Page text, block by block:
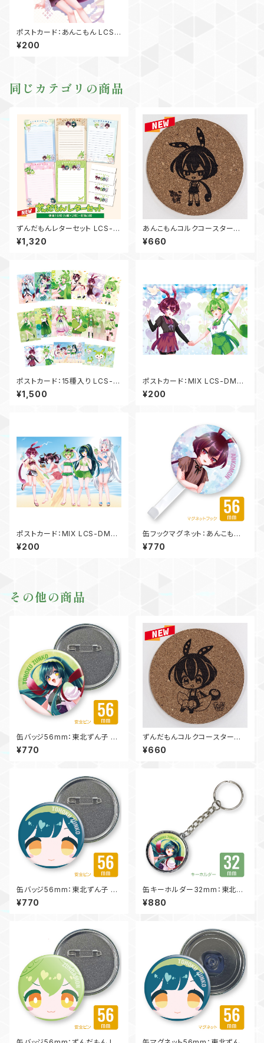
ポストカード：あんこもん LCS-
DM-AK01
¥200
同じカテゴリの商品
ずんだもんレターセット LCS-L
TS-K01
¥1,320
あんこもんコルクコースター L
CS-CK-CT90AK01
¥660
ポストカード：15種入り LCS-D
M-ALL01
¥1,500
ポストカード：MIX LCS-DM-
MX03
¥200
ポストカード：MIX LCS-DM-
MX02
¥200
缶フックマグネット：あんこもん
LCS-KB-FU56AK01
¥770
その他の商品
缶バッジ56mm：東北ずん子 LC
S-KB-AP56ZK03
¥770
ずんだもんコルクコースター L
CS-CK-CT90ZM01
¥660
缶バッジ56mm：東北ずん子 LC
S-KB-AP56ZK05
¥770
缶キーホルダー32mm：東北ず
ん子 LCS-KB-KE32ZK03
¥880